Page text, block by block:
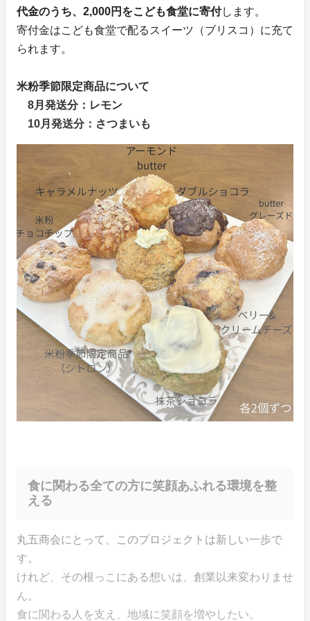
代金のうち、2,000円をこども食堂に寄付します。
寄付金はこども食堂で配るスイーツ（ブリスコ）に充て
られます。
米粉季節限定商品について
8月発送分：レモン
10月発送分：さつまいも
食に関わる全ての方に笑顔あふれる環境を整
える
丸五商会にとって、このプロジェクトは新しい一歩で
す。
けれど、その根っこにある想いは、創業以来変わりませ
ん。
食に関わる人を支え、地域に笑顔を増やしたい。